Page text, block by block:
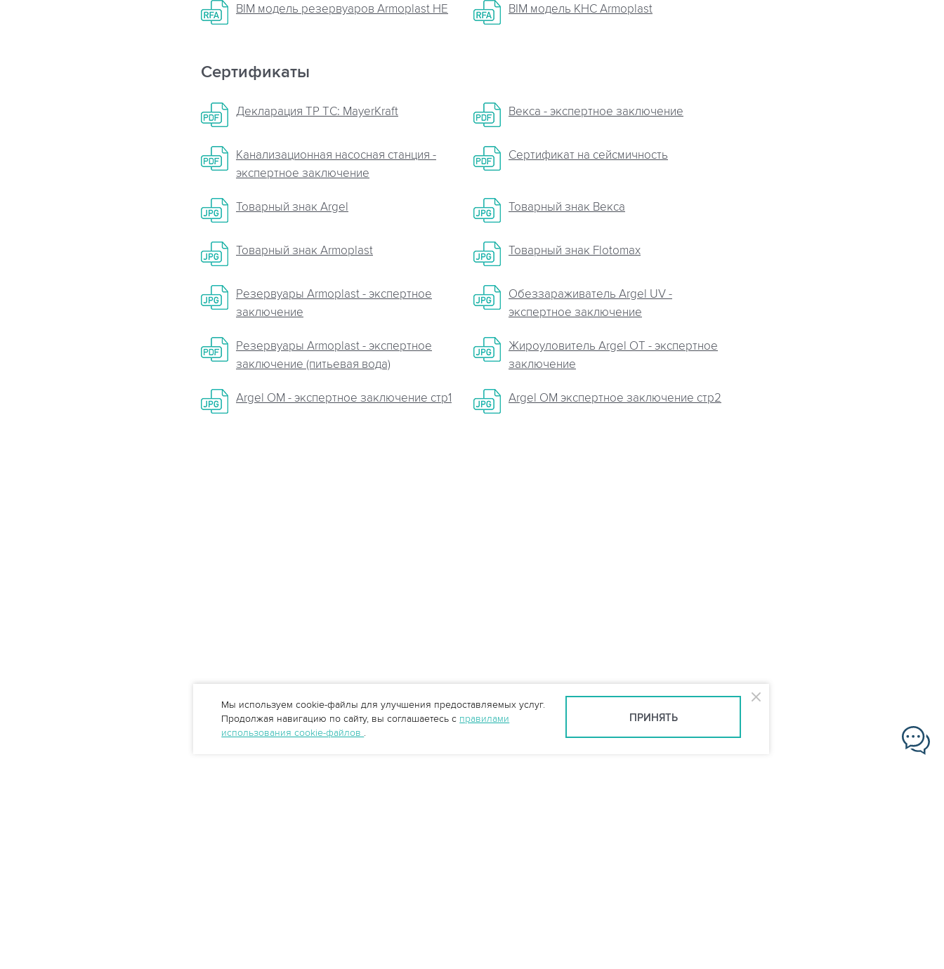
BIM модель резервуаров Armoplast HE BIM модель КНС Armoplast
Сертификаты
Декларация ТР ТС: MayerKraft Векса - экспертное заключение
Канализационная насосная станция -
экспертное заключение
Сертификат на сейсмичность
Товарный знак Argel Товарный знак Векса
Товарный знак Armoplast Товарный знак Flotomax
Резервуары Armoplast - экспертное
заключение
Обеззараживатель Argel UV -
экспертное заключение
Резервуары Armoplast - экспертное
заключение (питьевая вода)
Жироуловитель Argel OT - экспертное
заключение
Argel OM - экспертное заключение стр1 Argel OM экспертное заключение стр2
Мы используем cookie-файлы для улучшения предоставляемых услуг.
Продолжая навигацию по сайту, вы соглашаетесь с правилами
использования cookie-файлов .
ПРИНЯТЬ